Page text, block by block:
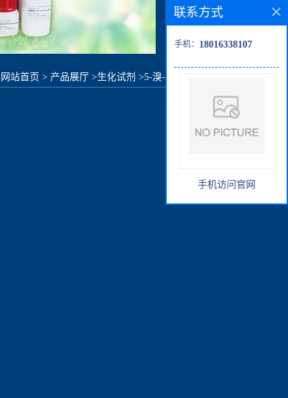
网站首页 > 产品展厅 >生化试剂 >5-溴-2-异丙氧基吡啶
联系方式
手机： 18016338107
手机访问官网